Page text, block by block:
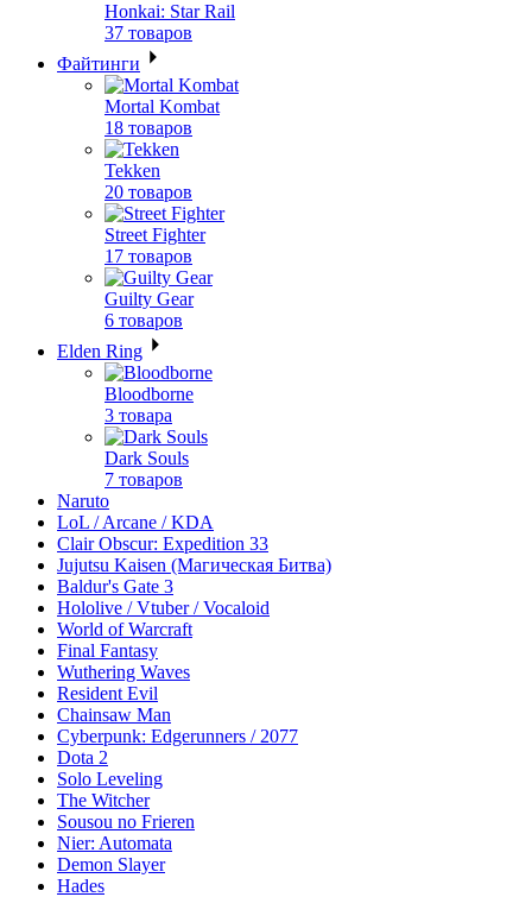
Honkai: Star Rail
37 товаров
Файтинги
Mortal Kombat
18 товаров
Tekken
20 товаров
Street Fighter
17 товаров
Guilty Gear
6 товаров
Elden Ring
Bloodborne
3 товара
Dark Souls
7 товаров
Naruto
LoL / Arcane / KDA
Clair Obscur: Expedition 33
Jujutsu Kaisen (Магическая Битва)
Baldur's Gate 3
Hololive / Vtuber / Vocaloid
World of Warcraft
Final Fantasy
Wuthering Waves
Resident Evil
Chainsaw Man
Cyberpunk: Edgerunners / 2077
Dota 2
Solo Leveling
The Witcher
Sousou no Frieren
Nier: Automata
Demon Slayer
Hades